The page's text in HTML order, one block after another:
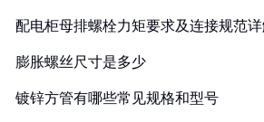
配电柜母排螺栓力矩要求及连接规范
膨胀螺丝尺寸是多少
镀锌方管有哪些常见规格和型号